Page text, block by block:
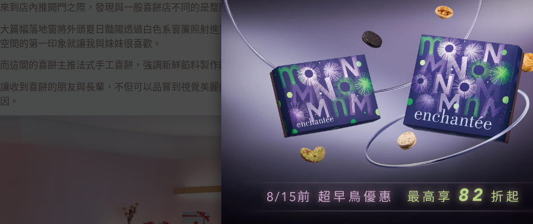
來到店內推開門之際，發現與一般喜餅店不同的是整間相當溫馨的具有濃厚法式氛圍，
大篇幅落地窗將外頭夏日豔陽透過白色系窗簾照射進室內，而整體室內以白、粉色系穿梭在視線裏，給人相當溫暖，光是
空間的第一印象就讓我與妹妹很喜歡。
而這間的喜餅主推法式手工喜餅，強調新鮮餡料製作的喜餅，沒有添加人工香料與香精，
讓收到喜餅的朋友與長輩，不但可以品嘗到視覺美麗的喜餅，也可以吃的到健康，這也是我跟妹妹決定一定要來看看的原
因。